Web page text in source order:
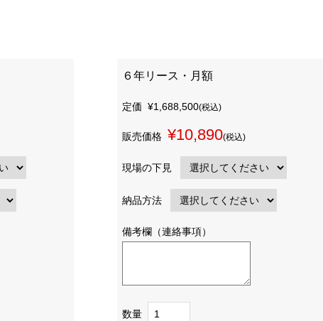
６年リース・月額
定価 ¥1,688,500(税込)
販売価格 ¥10,890(税込)
現場の下見
納品方法
備考欄（連絡事項）
数量